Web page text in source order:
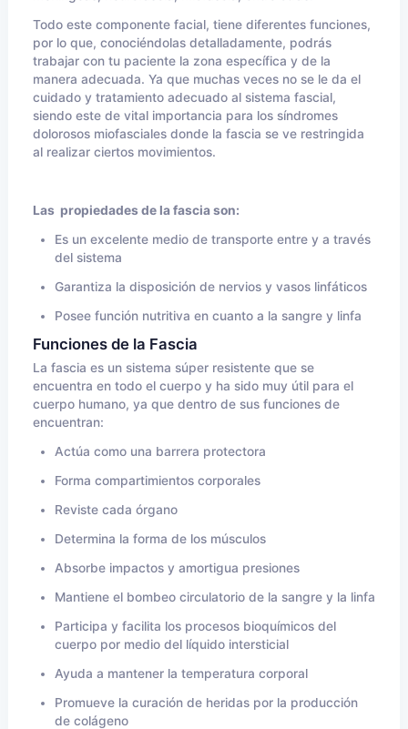
Todo este componente facial, tiene diferentes funciones,
por lo que, conociéndolas detalladamente, podrás
trabajar con tu paciente la zona específica y de la
manera adecuada. Ya que muchas veces no se le da el
cuidado y tratamiento adecuado al sistema fascial,
siendo este de vital importancia para los síndromes
dolorosos miofasciales donde la fascia se ve restringida
al realizar ciertos movimientos.
Las propiedades de la fascia son:
Es un excelente medio de transporte entre y a través
del sistema
Garantiza la disposición de nervios y vasos linfáticos
Posee función nutritiva en cuanto a la sangre y linfa
Funciones de la Fascia
La fascia es un sistema súper resistente que se
encuentra en todo el cuerpo y ha sido muy útil para el
cuerpo humano, ya que dentro de sus funciones de
encuentran:
Actúa como una barrera protectora
Forma compartimientos corporales
Reviste cada órgano
Determina la forma de los músculos
Absorbe impactos y amortigua presiones
Mantiene el bombeo circulatorio de la sangre y la linfa
Participa y facilita los procesos bioquímicos del
cuerpo por medio del líquido intersticial
Ayuda a mantener la temperatura corporal
Promueve la curación de heridas por la producción
de colágeno